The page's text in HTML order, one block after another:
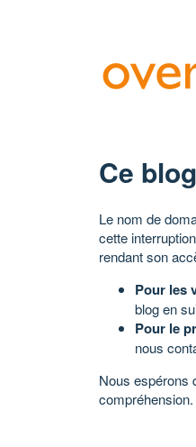
Ce
Le nom de
cette
rendant son
Pour les
blog en
Pour le
nous
Nous espérons
compréhension.